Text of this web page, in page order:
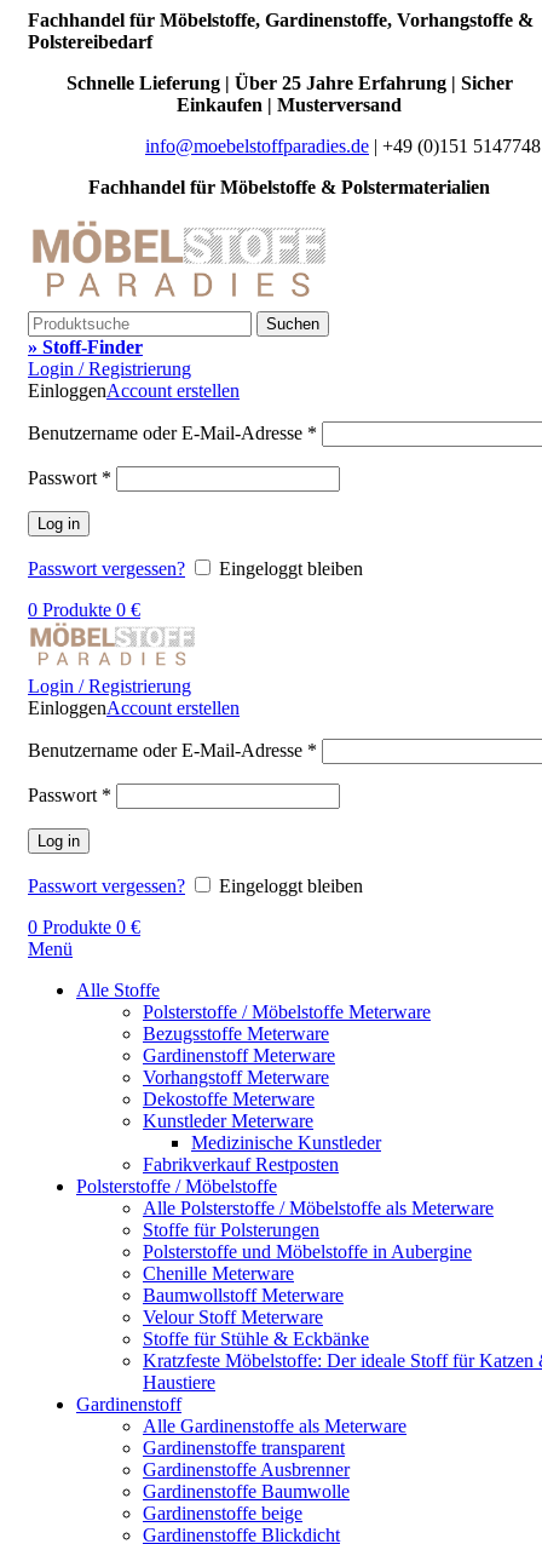
Fachhandel für Möbelstoffe, Gardinenstoffe, Vorhangstoffe &
Polstereibedarf
Schnelle Lieferung | Über 25 Jahre Erfahrung | Sicher
Einkaufen | Musterversand
info@moebelstoffparadies.de | +49 (0)151
Fachhandel für Möbelstoffe & Polstermaterialien
Suchen
» Stoff-Finder
Login / Registrierung
EinloggenAccount erstellen
Benutzername oder E-Mail-Adresse *
Passwort *
Log in
Passwort vergessen?
Eingeloggt bleiben
0 Produkte 0 €
Login / Registrierung
EinloggenAccount erstellen
Benutzername oder E-Mail-Adresse *
Passwort *
Log in
Passwort vergessen?
Eingeloggt bleiben
0 Produkte 0 €
Menü
Alle Stoffe
Polsterstoffe / Möbelstoffe Meterware
Bezugsstoffe Meterware
Gardinenstoff Meterware
Vorhangstoff Meterware
Dekostoffe Meterware
Kunstleder Meterware
Medizinische Kunstleder
Fabrikverkauf Restposten
Polsterstoffe / Möbelstoffe
Alle Polsterstoffe / Möbelstoffe als Meterware
Stoffe für Polsterungen
Polsterstoffe und Möbelstoffe in Aubergine
Chenille Meterware
Baumwollstoff Meterware
Velour Stoff Meterware
Stoffe für Stühle & Eckbänke
Kratzfeste Möbelstoffe: Der ideale Stoff für Katzen
Haustiere
Gardinenstoff
Alle Gardinenstoffe als Meterware
Gardinenstoffe transparent
Gardinenstoffe Ausbrenner
Gardinenstoffe Baumwolle
Gardinenstoffe beige
Gardinenstoffe Blickdicht